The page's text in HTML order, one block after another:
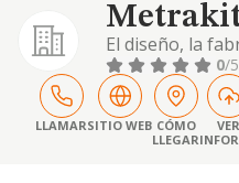
El diseño, la
distribucion,
compra y venta
como de sus
accesorios, y la
comerciales,
0/5
LLAMARSITIO WEB CÓMO
LLEGAR
VER